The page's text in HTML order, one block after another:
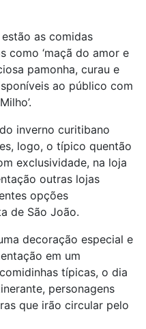
as comidas
como ‘maçã do amor e
pamonha, curau e
ao público com
inverno curitibano
logo, o típico quentão
exclusividade, na loja
outras lojas
opções
de São João.
decoração especial e
em um
típicas, o dia
personagens
que irão circular pelo